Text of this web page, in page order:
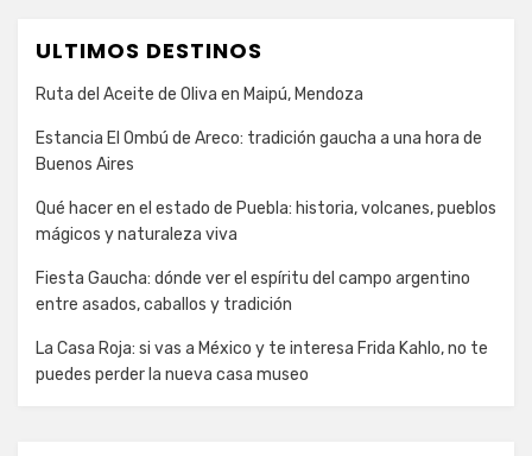
ULTIMOS DESTINOS
Ruta del Aceite de Oliva en Maipú, Mendoza
Estancia El Ombú de Areco: tradición gaucha a una hora de
Buenos Aires
Qué hacer en el estado de Puebla: historia, volcanes, pueblos
mágicos y naturaleza viva
Fiesta Gaucha: dónde ver el espíritu del campo argentino
entre asados, caballos y tradición
La Casa Roja: si vas a México y te interesa Frida Kahlo, no te
puedes perder la nueva casa museo